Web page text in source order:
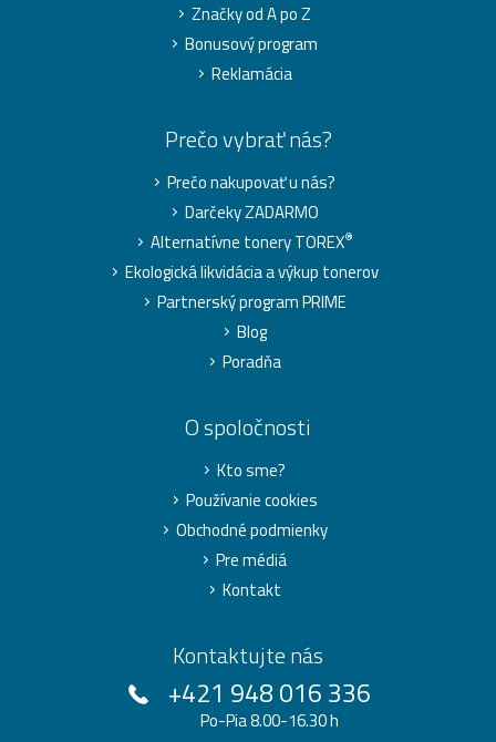
Značky od A po Z
Bonusový program
Reklamácia
Prečo vybrať nás?
Prečo nakupovať u nás?
Darčeky ZADARMO
Alternatívne tonery TOREX®
Ekologická likvidácia a výkup tonerov
Partnerský program PRIME
Blog
Poradňa
O spoločnosti
Kto sme?
Používanie cookies
Obchodné podmienky
Pre médiá
Kontakt
Kontaktujte nás
+421 948 016 336
Po-Pia 8.00-16.30 h